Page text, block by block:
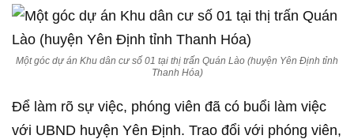
Một góc dự án Khu dân cư số 01 tại thị trấn Quán Lào (huyện Yên Định tỉnh
Thanh Hóa)
Để làm rõ sự việc, phóng viên đã có buổi làm việc
với UBND huyện Yên Định. Trao đổi với phóng viên,